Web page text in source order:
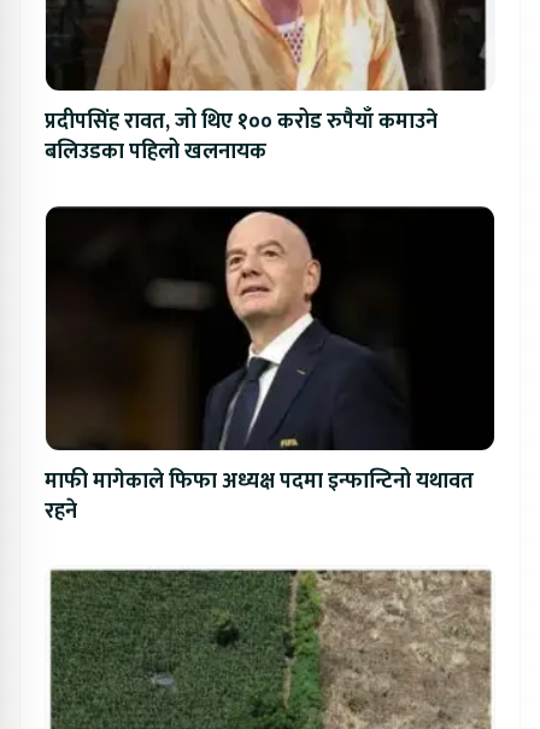
प्रदीपसिंह रावत, जो थिए १०० करोड रुपैयाँ कमाउने
बलिउडका पहिलो खलनायक
माफी मागेकाले फिफा अध्यक्ष पदमा इन्फान्टिनो यथावत
रहने